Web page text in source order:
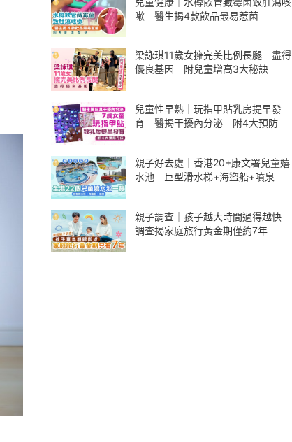
嗽 醫生揭4款飲品最易惹菌
梁詠琪11歲女擁完美比例長腿 盡得
優良基因 附兒童增高3大秘訣
兒童性早熟｜玩指甲貼乳房提早發
育 醫揭干擾內分泌 附4大預防
親子好去處｜香港20+康文署兒童嬉
水池 巨型滑水梯+海盜船+噴泉
親子調查｜孩子越大時間過得越快
調查揭家庭旅行黃金期僅約7年